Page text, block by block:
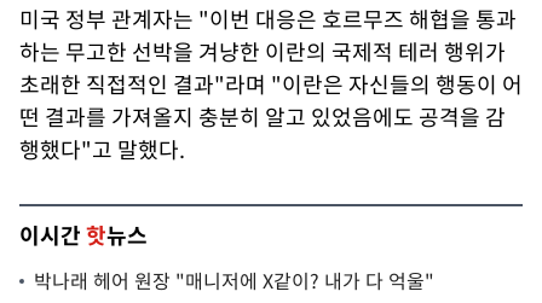
미국 정부 관계자는 "이번 대응은 호르무즈 해협을 통과
하는 무고한 선박을 겨냥한 이란의 국제적 테러 행위가
초래한 직접적인 결과"라며 "이란은 자신들의 행동이 어
떤 결과를 가져올지 충분히 알고 있었음에도 공격을 감
행했다"고 말했다.
이시간핫뉴스
박나래 헤어 원장 "매니저에 X같이? 내가 다 억울"